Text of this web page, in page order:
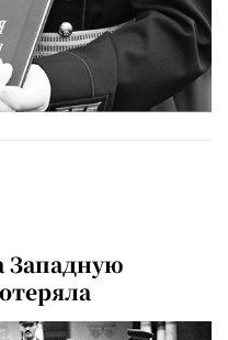
Западную